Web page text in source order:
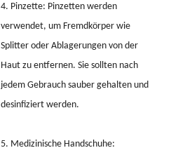
4. Pinzette: Pinzetten werden
verwendet, um Fremdkörper wie
Splitter oder Ablagerungen von der
Haut zu entfernen. Sie sollten nach
jedem Gebrauch sauber gehalten und
desinfiziert werden.
5. Medizinische Handschuhe: